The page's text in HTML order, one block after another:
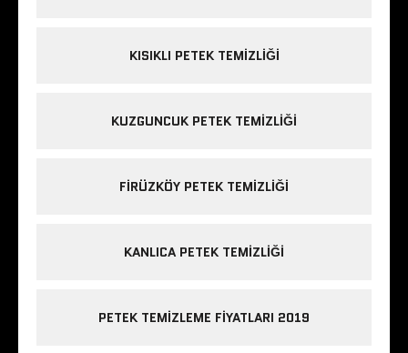
KISIKLI PETEK TEMIZLIĞI
KUZGUNCUK PETEK TEMIZLIĞI
FIRÜZKÖY PETEK TEMIZLIĞI
KANLICA PETEK TEMIZLIĞI
PETEK TEMIZLEME FIYATLARI 2019